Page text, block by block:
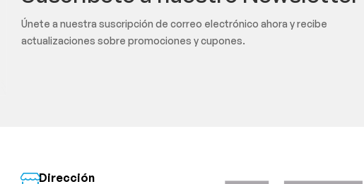
Únete a nuestra suscripción de correo electrónico ahora y recibe
actualizaciones sobre promociones y cupones.
Dirección